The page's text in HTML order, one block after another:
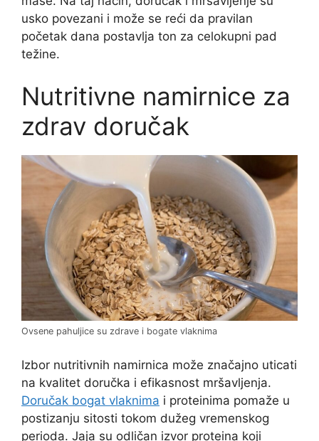
usko povezani i može se reći da pravilan
početak dana postavlja ton za celokupni pad
težine.
Nutritivne namirnice za
zdrav doručak
Ovsene pahuljice su zdrave i bogate vlaknima
Izbor nutritivnih namirnica može značajno uticati
na kvalitet doručka i efikasnost mršavljenja.
Doručak bogat vlaknima i proteinima pomaže u
postizanju sitosti tokom dužeg vremenskog
perioda. Jaja su odličan izvor proteina koji